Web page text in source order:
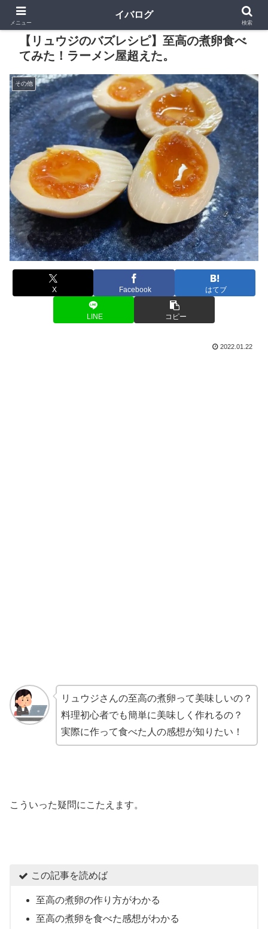
【リュウジのバズレシピ】至高の煮卵食べ
てみた！ラーメン屋超えた。
その他
X Facebook はてブ
LINE コピー
2022.01.22
リュウジさんの至高の煮卵って美味しいの？
料理初心者でも簡単に美味しく作れるの？
実際に作って食べた人の感想が知りたい！
こういった疑問にこたえます。
この記事を読めば
至高の煮卵の作り方がわかる
至高の煮卵を食べた感想がわかる
メニュー
イバログ
検索